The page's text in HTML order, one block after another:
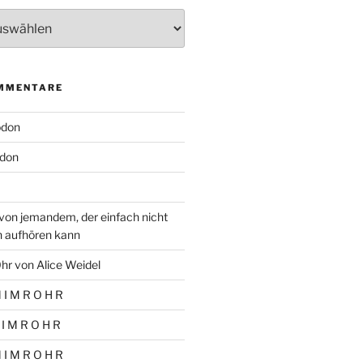
jemandem, der einfach nicht
aufhören kann
von Alice Weidel
I M R O H R
M R O H R
I M R O H R